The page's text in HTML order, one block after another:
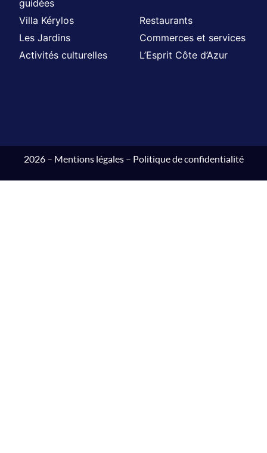
guidées
Villa Kérylos
Restaurants
Les Jardins
Commerces et services
Activités culturelles
L’Esprit Côte d’Azur
2026 – Mentions légales– Politique de confidentialité